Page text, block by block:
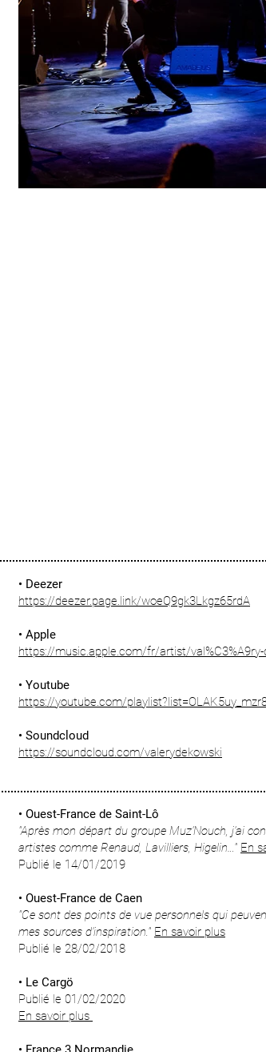
• Deezer​
https://deezer.page.link/woeQ9gk3Lkgz65rdA
• Apple
https://music.apple.com/fr/artist/
• Youtube
​https://youtube.com/
• Soundcloud
https://soundcloud.com/valerydekowski
• Ouest-France de Saint-Lô
"Après mon départ du groupe Muz’Nouch, j’ai
artistes comme Renaud, Lavilliers, Higelin…" En
Publié le 14/01/2019
• Ouest-France de Caen
"Ce sont des points de vue personnels qui
mes sources d’inspiration." En savoir plus
Publié le 28/02/2018
• Le Cargö
Publié le 01/02/2020
En savoir plus